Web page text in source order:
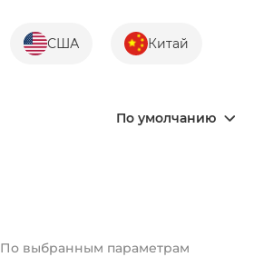
США Китай
По умолчанию
По выбранным параметрам